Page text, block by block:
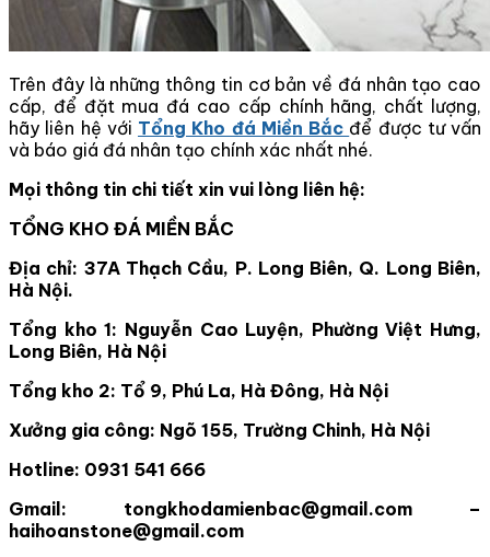
Trên đây là những thông tin cơ bản về đá nhân tạo cao
cấp, để đặt mua đá cao cấp chính hãng, chất lượng,
hãy liên hệ với Tổng Kho đá Miền Bắc để được tư vấn
và báo giá đá nhân tạo chính xác nhất nhé.
Mọi thông tin chi tiết xin vui lòng liên hệ:
TỔNG KHO ĐÁ MIỀN BẮC
Địa chỉ: 37A Thạch Cầu, P. Long Biên, Q. Long Biên,
Hà Nội.
Tổng kho 1: Nguyễn Cao Luyện, Phường Việt Hưng,
Long Biên, Hà Nội
Tổng kho 2: Tổ 9, Phú La, Hà Đông, Hà Nội
Xưởng gia công: Ngõ 155, Trường Chinh, Hà Nội
Hotline: 0931 541 666
Gmail: tongkhodamienbac@gmail.com –
haihoanstone@gmail.com